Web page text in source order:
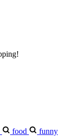
food
funny